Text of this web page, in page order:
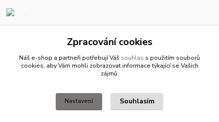
+420 799 500 769
pracovní dny 8-11hod.,13-15hod.
Zpracování cookies
Náš e-shop a partneři potřebují Váš souhlas s použitím souborů
cookies, aby Vám mohli zobrazovat informace týkající se Vašich
zájmů.
Nastavení Souhlasím